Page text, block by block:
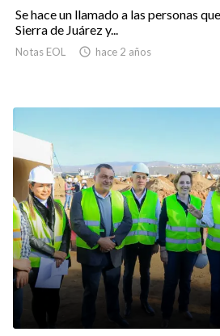
Se hace un llamado a las personas
Sierra de Juárez y...
Notas EOL  hace 2 años